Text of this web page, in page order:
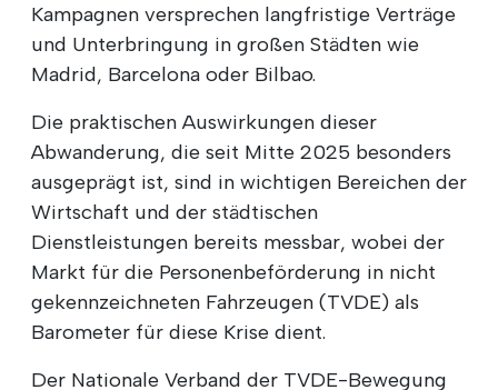
Kampagnen versprechen langfristige Verträge
und Unterbringung in großen Städten wie
Madrid, Barcelona oder Bilbao.
Die praktischen Auswirkungen dieser
Abwanderung, die seit Mitte 2025 besonders
ausgeprägt ist, sind in wichtigen Bereichen der
Wirtschaft und der städtischen
Dienstleistungen bereits messbar, wobei der
Markt für die Personenbeförderung in nicht
gekennzeichneten Fahrzeugen (TVDE) als
Barometer für diese Krise dient.
Der Nationale Verband der TVDE-Bewegung